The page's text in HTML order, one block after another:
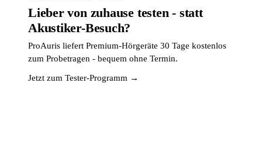
Lieber von zuhause testen - statt
Akustiker-Besuch?
ProAuris liefert Premium-Hörgeräte 30 Tage kostenlos
zum Probetragen - bequem ohne Termin.
Jetzt zum Tester-Programm →